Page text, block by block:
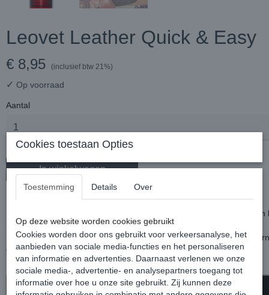
Leovet Leather Quick & Easy
€ 8,95 (inclusief btw 21%)
✓ Op voorraad
Aantal
In winkelwagen
Een snelle en makkelijke manier om je leer te reinigen.
Het leer wordt verzorgd, beschermd en het leer krijgt bovendien een
natuurlijke glans.
Met de handige spuitflacon breng je de spray gemakkelijk aan,
doek kan uitwrijven.
Ideaal voor dagelijks gebruik of een snelle opfrisbeurt.
Cookies toestaan Opties
Toestemming Details Over
Op deze website worden cookies gebruikt
Cookies worden door ons gebruikt voor verkeersanalyse, het
aanbieden van sociale media-functies en het personaliseren
van informatie en advertenties. Daarnaast verlenen we onze
sociale media-, advertentie- en analysepartners toegang tot
informatie over hoe u onze site gebruikt. Zij kunnen deze